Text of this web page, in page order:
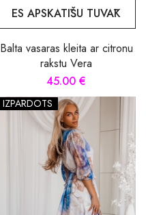
ES APSKATĪŠU TUVĀK
Balta vasaras kleita ar citronu
rakstu Vera
45.00 €
IZPĀRDOTS